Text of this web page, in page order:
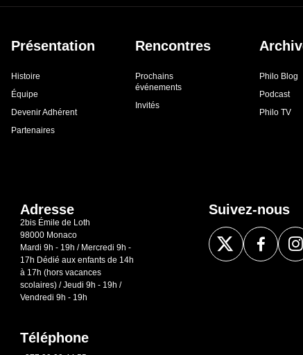
Présentation
Histoire
Équipe
Devenir Adhérent
Partenaires
Rencontres
Prochains
événements
Invités
Philo Blog
Podcast
Philo TV
Adresse
2bis Émile de Loth
98000 Monaco
Mardi 9h - 19h / Mercredi 9h -
17h Dédié aux enfants de 14h
à 17h (hors vacances
scolaires) / Jeudi 9h - 19h /
Vendredi 9h - 19h
Téléphone
Suivez-nous